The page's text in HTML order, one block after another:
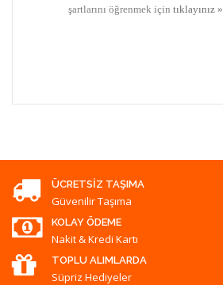
şartlarını öğrenmek için tıklayınız »
ÜCRETSIZ TAŞIMA
Güvenilir Taşıma
KOLAY ÖDEME
Nakit & Kredi Kartı
TOPLU ALIMLARDA
Süpriz Hediyeler